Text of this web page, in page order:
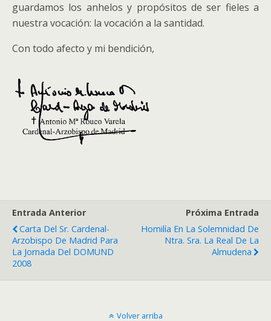
guardamos los anhelos y propósitos de ser fieles a
nuestra vocación: la vocación a la santidad.
Con todo afecto y mi bendición,
Entrada Anterior
Carta Del Sr. Cardenal-
Arzobispo De Madrid Para
La Jornada Del DOMUND
2008
Próxima Entrada
Homilía En La Solemnidad De
Ntra. Sra. La Real De La
Almudena
Volver arriba